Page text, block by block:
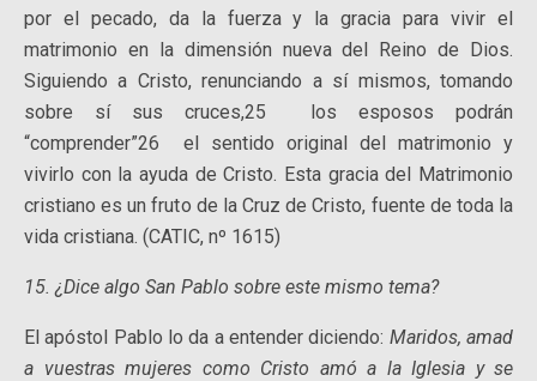
por el pecado, da la fuerza y la gracia para vivir el
matrimonio en la dimensión nueva del Reino de Dios.
Siguiendo a Cristo, renunciando a sí mismos, tomando
sobre sí sus cruces,25 los esposos podrán
“comprender”26 el sentido original del matrimonio y
vivirlo con la ayuda de Cristo. Esta gracia del Matrimonio
cristiano es un fruto de la Cruz de Cristo, fuente de toda la
vida cristiana. (CATIC, nº 1615)
15. ¿Dice algo San Pablo sobre este mismo tema?
El apóstol Pablo lo da a entender diciendo: Maridos, amad
a vuestras mujeres como Cristo amó a la Iglesia y se